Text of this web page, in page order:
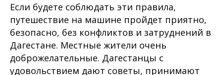
Если будете соблюдать эти правила,
путешествие на машине пройдет приятно,
безопасно, без конфликтов и затруднений в
Дагестане. Местные жители очень
доброжелательные. Дагестанцы с
удовольствием дают советы, принимают